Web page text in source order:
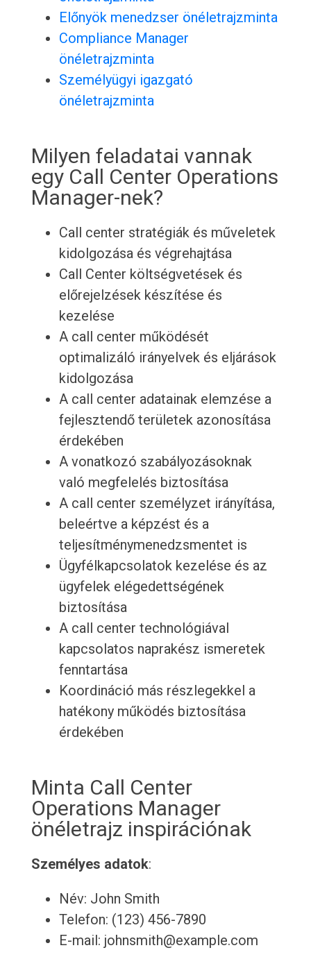
Előnyök menedzser önéletrajzminta
Compliance Manager
önéletrajzminta
Személyügyi igazgató
önéletrajzminta
Milyen feladatai vannak
egy Call Center Operations
Manager-nek?
Call center stratégiák és műveletek
kidolgozása és végrehajtása
Call Center költségvetések és
előrejelzések készítése és
kezelése
A call center működését
optimalizáló irányelvek és eljárások
kidolgozása
A call center adatainak elemzése a
fejlesztendő területek azonosítása
érdekében
A vonatkozó szabályozásoknak
való megfelelés biztosítása
A call center személyzet irányítása,
beleértve a képzést és a
teljesítménymenedzsmentet is
Ügyfélkapcsolatok kezelése és az
ügyfelek elégedettségének
biztosítása
A call center technológiával
kapcsolatos naprakész ismeretek
fenntartása
Koordináció más részlegekkel a
hatékony működés biztosítása
érdekében
Minta Call Center
Operations Manager
önéletrajz inspirációnak
Személyes adatok:
Név: John Smith
Telefon: (123) 456-7890
E-mail: johnsmith@example.com